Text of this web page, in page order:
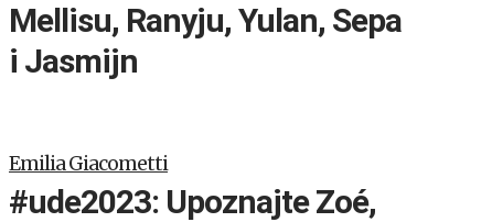
Mellisu, Ranyju, Yulan, Sepa
i Jasmijn
Emilia Giacometti
#ude2023: Upoznajte Zoé,